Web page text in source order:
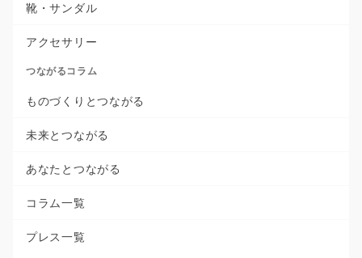
靴・サンダル
アクセサリー
つながるコラム
ものづくりとつながる
未来とつながる
あなたとつながる
コラム一覧
プレス一覧